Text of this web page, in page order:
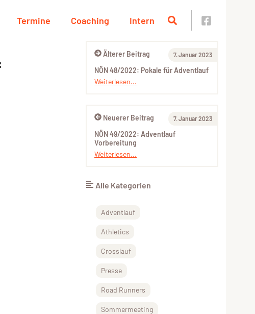
Termine Coaching Intern
Älterer Beitrag 7. Januar 2023
NÖN 48/2022: Pokale für Adventlauf
Weiterlesen...
Neuerer Beitrag 7. Januar 2023
NÖN 49/2022: Adventlauf
Vorbereitung
Weiterlesen...
Alle Kategorien
Adventlauf
Athletics
Crosslauf
Presse
Road Runners
Sommermeeting